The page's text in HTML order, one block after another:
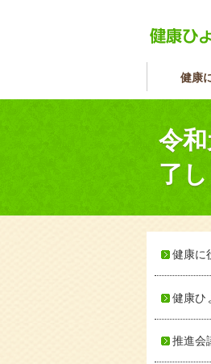
健康
令
了し
健康に
健康ひ
推進会